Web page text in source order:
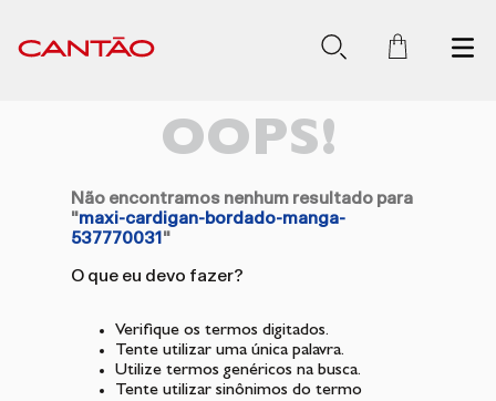
OOPS!
Não encontramos nenhum resultado para
"maxi-cardigan-bordado-manga-
537770031 "
O que eu devo fazer?
Verifique os termos digitados.
Tente utilizar uma única palavra.
Utilize termos genéricos na busca.
Tente utilizar sinônimos do termo